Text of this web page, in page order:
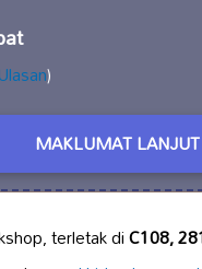
)
MAKLUMAT LANJUT
terletak diC108,